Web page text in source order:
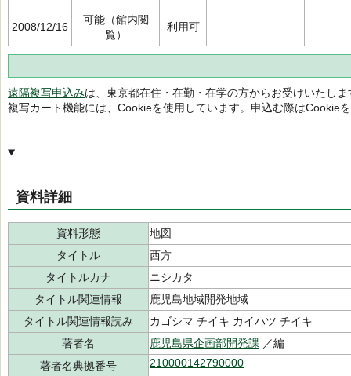
2008/12/16
可能（館内閲
覧）
利用可
遠隔複写申込みは、東京都在住・在勤・在学の方からお受けいたしま
複写カート機能には、Cookieを使用しています。申込む際はCookie
資料詳細
資料形態
地図
タイトル
西方
タイトルカナ
ニシカタ
タイトル関連情報
鹿児島地域開発地域
タイトル関連情報読み
カゴシマ チイキ カイハツ チイキ
著者名
鹿児島県企画部開発課 ／編
著者名典拠番号
210000142790000